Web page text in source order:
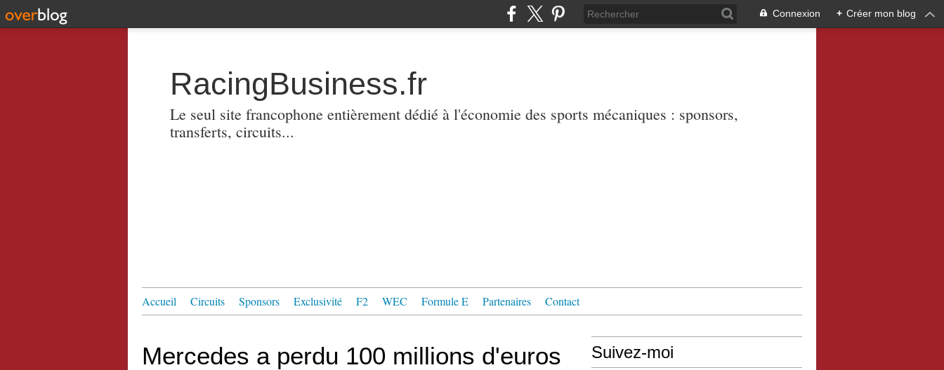
Connexion + Créer mon blog
RacingBusiness.fr
Le seul site francophone entièrement dédié à l'économie des sports mécaniques : sponsors,
transferts, circuits...
Accueil Circuits Sponsors Exclusivité F2 WEC Formule E Partenaires Contact
Mercedes a perdu 100 millions d'euros
Suivez-moi